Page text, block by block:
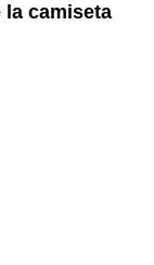
la camiseta